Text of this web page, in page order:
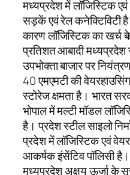
मध्यप्रदेश में लॉजिस्टिक
सड़कें एवं रेल कनेक्टिविटी
कारण लॉजिस्टिक का
प्रतिशत आबादी
उपभोक्ता बाजार पर
40 एमएमटी की
स्टोरेज क्षमता है। भारत
भोपाल में मल्टी मॉडल
है। प्रदेश स्टील साइलो
प्रदेश में लॉजिस्टिक एवं
आकर्षक इंसेंटिव पॉलिसी है।
मध्यप्रदेश अक्षय ऊर्जा के